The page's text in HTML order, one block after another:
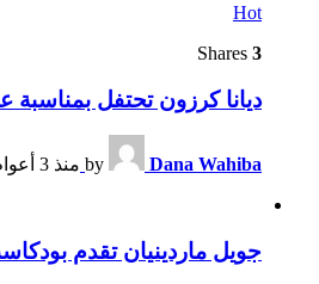
Hot
3
ديانا كرزون تحتفل بمناسبة
by Dana Wahiba منذ 3 أعوام
جويل ماردينيان تقدم